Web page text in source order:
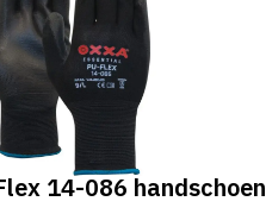
14-086 handschoen